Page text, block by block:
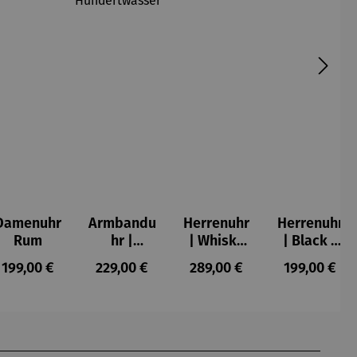
Rum
Regulärer Preis:
199,00 €
Armbandu
hr |
Schönheit
ist zeitlos
Regulärer Preis:
229,00 €
Herrenuhr
| Whisky
Scotts
Highland –
Regulärer Preis:
289,00 €
Herrenuhr
| Black –
Whiskyfas
s
Regulärer
199,00 €